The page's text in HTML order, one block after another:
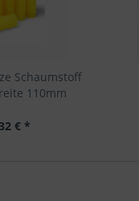
Schaumstoff
110mm
€ *